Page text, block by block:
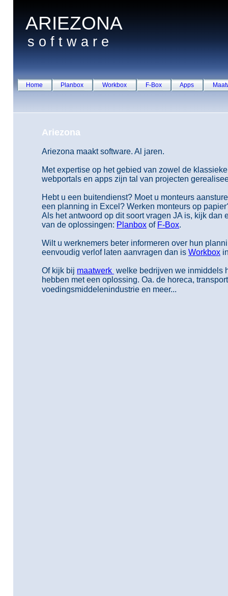
ARIEZONA
s o f t w a r e
Home Planbox Workbox F-Box Apps
Ariezona
Ariezona maakt software. Al jaren.
Met expertise op het gebied van zowel de
webportals en apps zijn tal van projecten
Hebt u een buitendienst? Moet u monteurs
een planning in Excel? Werken monteurs op
Als het antwoord op dit soort vragen JA is, kijk dan
van de oplossingen: Planbox of F-Box.
Wilt u werknemers beter informeren over hun
eenvoudig verlof laten aanvragen dan is Workbox
Of kijk bij maatwerk welke bedrijven we inmiddels
hebben met een oplossing. Oa. de horeca,
voedingsmiddelenindustrie en meer...